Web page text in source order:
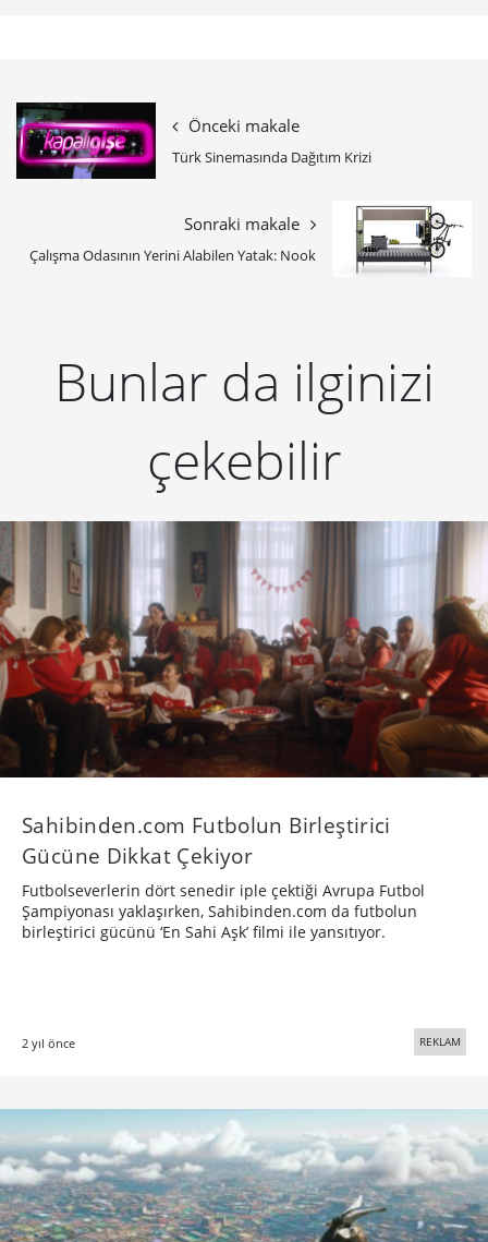
Önceki makale
Türk Sinemasında Dağıtım Krizi
Sonraki makale
Çalışma Odasının Yerini Alabilen Yatak: Nook
Bunlar da ilginizi
çekebilir
Sahibinden.com Futbolun Birleştirici
Gücüne Dikkat Çekiyor
Futbolseverlerin dört senedir iple çektiği Avrupa Futbol
Şampiyonası yaklaşırken, Sahibinden.com da futbolun
birleştirici gücünü ‘En Sahi Aşk’ filmi ile yansıtıyor.
2 yıl önce REKLAM